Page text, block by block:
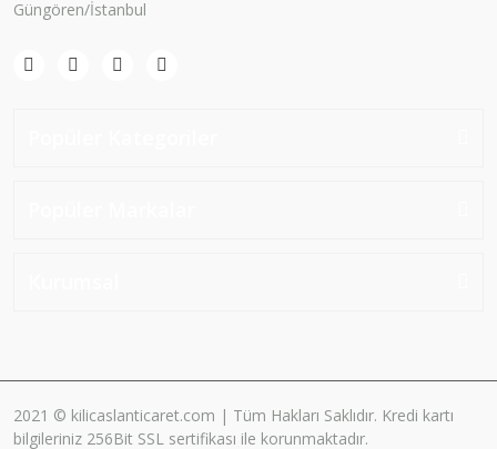
Güngören/İstanbul
2021 © kilicaslanticaret.com | Tüm Hakları Saklıdır. Kredi kartı
bilgileriniz 256Bit SSL sertifikası ile korunmaktadır.